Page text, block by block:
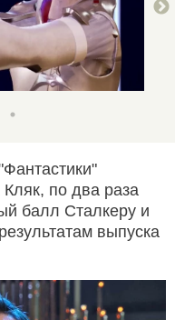
по два раза
балл Сталкеру и
выпуска